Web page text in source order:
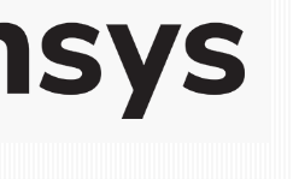
СТУДИСКИ ПРОГРАМИ